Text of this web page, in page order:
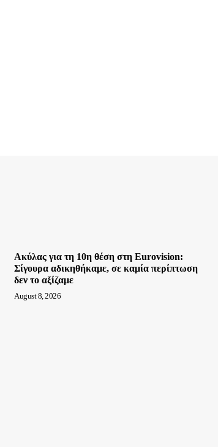
Ακύλας για τη 10η θέση στη Eurovision:
Σίγουρα αδικηθήκαμε, σε καμία περίπτωση
δεν το αξίζαμε
August 8, 2026